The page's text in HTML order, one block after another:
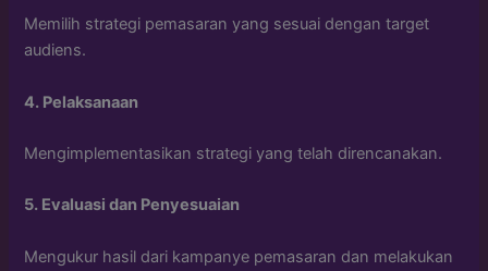
Memilih strategi pemasaran yang sesuai dengan target
audiens.
4. Pelaksanaan
Mengimplementasikan strategi yang telah direncanakan.
5. Evaluasi dan Penyesuaian
Mengukur hasil dari kampanye pemasaran dan melakukan